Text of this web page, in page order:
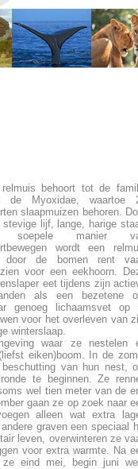
relmuis behoort tot de
de Myoxidae, waartoe
slaapmuizen behoren.
stevige lijf, lange, harige
soepele manier
wordt een
door de bomen rent
voor een eekhoorn.
eet tijdens zijn
als een bezetene
genoeg lichaamsvet op
voor het overleven van
winterslaap.
waar ze nestelen
eiken)boom. In de
van hun nest,
te beginnen. Ze
wel tien meter van de
gaan ze op zoek naar
alleen wat extra
graven een speciaal
leven, overwinteren ze
voor extra warmte. Na
ze eind mei, begin juni